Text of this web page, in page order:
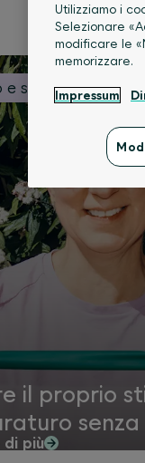
e sport
il proprio
di più
Utilizziamo i
Selezionare
modificare le
memorizzare.
Impressum